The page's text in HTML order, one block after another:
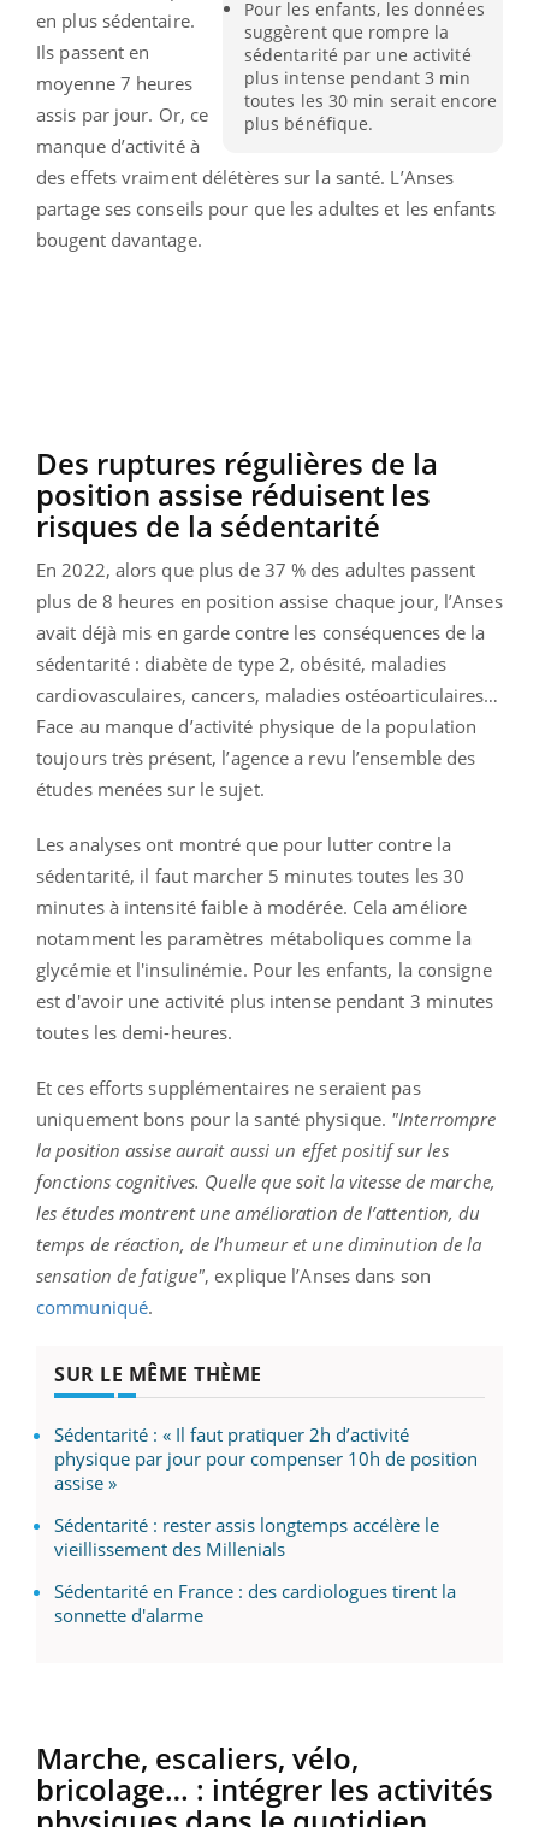
Pour les enfants, les données
suggèrent que rompre la
sédentarité par une activité
plus intense pendant 3 min
toutes les 30 min serait encore
plus bénéfique.
en plus sédentaire.
Ils passent en
moyenne 7 heures
assis par jour. Or, ce
manque d’activité à
des effets vraiment délétères sur la santé. L’Anses
partage ses conseils pour que les adultes et les enfants
bougent davantage.
Des ruptures régulières de la
position assise réduisent les
risques de la sédentarité
En 2022, alors que plus de 37 % des adultes passent
plus de 8 heures en position assise chaque jour, l’Anses
avait déjà mis en garde contre les conséquences de la
sédentarité : diabète de type 2, obésité, maladies
cardiovasculaires, cancers, maladies ostéoarticulaires…
Face au manque d’activité physique de la population
toujours très présent, l’agence a revu l’ensemble des
études menées sur le sujet.
Les analyses ont montré que pour lutter contre la
sédentarité, il faut marcher 5 minutes toutes les 30
minutes à intensité faible à modérée. Cela améliore
notamment les paramètres métaboliques comme la
glycémie et l'insulinémie. Pour les enfants, la consigne
est d'avoir une activité plus intense pendant 3 minutes
toutes les demi-heures.
Et ces efforts supplémentaires ne seraient pas
uniquement bons pour la santé physique. "Interrompre
la position assise aurait aussi un effet positif sur les
fonctions cognitives. Quelle que soit la vitesse de marche,
les études montrent une amélioration de l’attention, du
temps de réaction, de l’humeur et une diminution de la
sensation de fatigue", explique l’Anses dans son
communiqué.
SUR LE MÊME THÈME
Sédentarité : « Il faut pratiquer 2h d’activité
physique par jour pour compenser 10h de position
assise »
Sédentarité : rester assis longtemps accélère le
vieillissement des Millenials
Sédentarité en France : des cardiologues tirent la
sonnette d'alarme
Marche, escaliers, vélo,
bricolage… : intégrer les activités